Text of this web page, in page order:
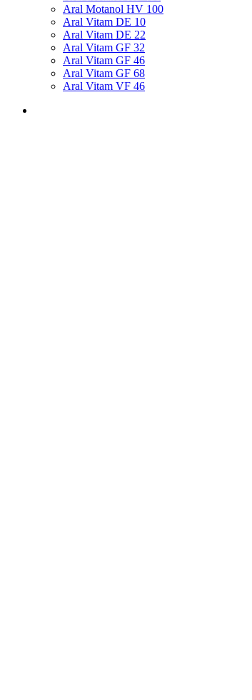
Aral Motanol HV 100
Aral Vitam DE 10
Aral Vitam DE 22
Aral Vitam GF 32
Aral Vitam GF 46
Aral Vitam GF 68
Aral Vitam VF 46